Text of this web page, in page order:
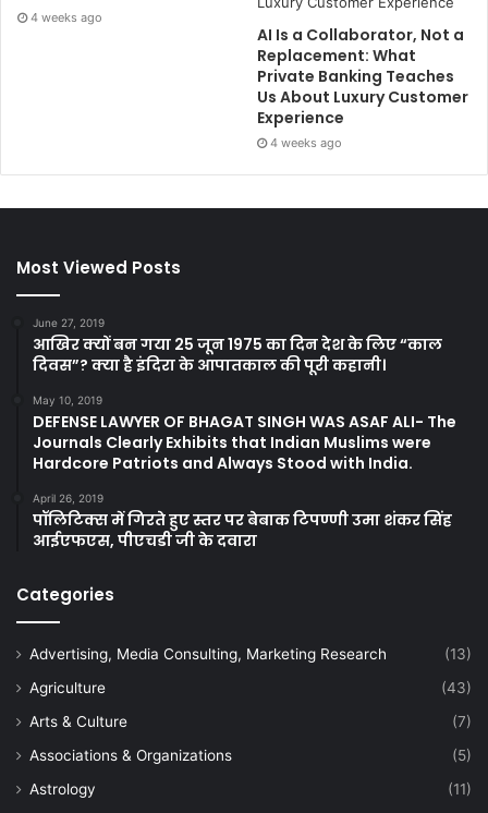
4 weeks ago
AI Is a Collaborator, Not a
Replacement: What
Private Banking Teaches
Us About Luxury Customer
Experience
4 weeks ago
Most Viewed Posts
June 27, 2019
आखिर क्यों बन गया 25 जून 1975 का दिन देश के लिए “काल
दिवस”? क्या है इंदिरा के आपातकाल की पूरी कहानी।
May 10, 2019
DEFENSE LAWYER OF BHAGAT SINGH WAS ASAF ALI- The
Journals Clearly Exhibits that Indian Muslims were
Hardcore Patriots and Always Stood with India.
April 26, 2019
पॉलिटिक्स में गिरते हुए स्तर पर बेबाक टिपण्णी उमा शंकर सिंह
आईएफएस, पीएचडी जी के दवारा
Categories
Advertising, Media Consulting, Marketing Research
(13)
Agriculture
(43)
Arts & Culture
(7)
Associations & Organizations
(5)
Astrology
(11)